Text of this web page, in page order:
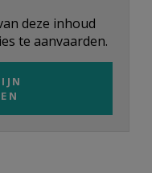
deze inhoud
te aanvaarden.